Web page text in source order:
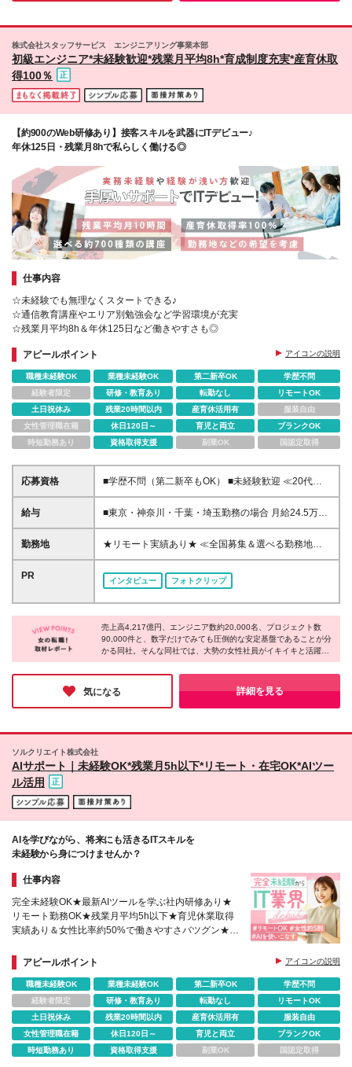
ンネット御堂筋ビル4階 【東京支社】 東京都千代田区
霞が関1-4-2 大同生命霞が関ビル3階 【名古屋支
伏見2階 【福岡支社】 福岡県福岡市博多区博多駅前1-
株式会社スタッフサービス エンジニアリング事業本部
初級エンジニア*未経験歓迎*残業月平均8h*育成制度充実*産育休取
得100％
【約900のWeb研修あり】接客スキルを武器にITデビュー♪
年休125日・残業月8hで私らしく働ける◎
仕事内容
☆未経験でも無理なくスタートできる♪
☆通信教育講座やエリア別勉強会など学習環境が充実
☆残業月平均8h＆年休125日など働きやすさも◎
アピールポイント アイコンの説明
職種未経験OK 業種未経験OK 第二新卒OK
学歴不問
経験者限定
研修・教育あり 転勤なし
リモートOK
土日祝休み
残業20時間以内 産育休活用有
服装自由
女性管理職在籍
休日120日～ 育児と両立
ブランクOK
時短勤務あり
資格取得支援 副業OK 国認定取得
応募資格
■学歴不問（第二新卒もOK） ■未経験歓迎 ≪20代未
経験入社63％≫ ≪20代～30代活躍中≫ ≪スマホから
の応募歓迎≫ 当社で専門知識やスキルを身につけ
給与
■東京・神奈川・千葉・埼玉勤務の場合 月給24.5万円
～55万円＋諸手当 （残業代は全額支給） (20,000円の
地域/住宅手当込み) ■愛知・京都・大阪・兵庫勤務の
静岡・三重・滋賀・広島・福岡勤務の場合 月給23.5
阜・奈良・和歌山・岡山勤務の場合 月給23万円以上
＋諸手当 （残業代は全額支給） (5,000円の地域/住宅
手当込み) ■その他のエリア勤務の場合 月給22.5万円
能力を考慮し、当社規定により優遇します。
勤務地
★リモート実績あり★ ≪全国募集＆選べる勤務地！
≫ 「地元で働きたい」という希望が叶います♪ 勤務地
は業界トップクラス約7,000件の取引事業所数、
90,000件以上のプロジェクトから検討をいたします。
※全国のメーカー各社での就業となります(沖縄を除
く) ◎地域/住宅・単身赴任手当などサポートも万全！
◎転任費用や寮・社宅制度も完備しています ◎勤務
地については希望を考慮の上、決定します 【営業拠
点／テクニカルセンター】 札幌、盛岡、仙台、山
千葉、秋葉原、新宿、立川、横浜、厚木、平塚、富
山、金沢、松本、甲府、沼津、静岡、浜松、名古屋、
当社関連勤務地
PR
インタビュー フォトクリップ
売上高4,217億円、エンジニア数約20,000名、プロジェクト数
90,000件と、数字だけでみても圧倒的な安定基盤であることが分
かる同社。そんな同社では、大勢の女性社員がイキイキと活躍し
ていました！その秘密は"働きやすさ"。土日祝休み＆残業少なめ
といった日常的な働きやすさはもちろん、産育休取得率100％な
どライフステージの変化にも柔軟に対応してくれるのは嬉しいポ
イント◎腰を据えて長く働きたい方にオススメの1社です♪
気になる 詳細を見る
ソルクリエイト株式会社
AIサポート｜未経験OK*残業月5h以下*リモート・在宅OK*AIツー
ル活用
AIを学びながら、将来にも活きるITスキルを
未経験から身につけませんか？
仕事内容
完全未経験OK★最新AIツールを学ぶ社内研修あり★
リモート勤務OK★残業月平均5h以下★育児休業取得
実績あり＆女性比率約50%で働きやすさバツグン★年
アピールポイント
アイコンの説明
職種未経験OK 業種未経験OK 第二新卒OK
学歴不問
経験者限定
研修・教育あり 転勤なし
リモートOK
土日祝休み
残業20時間以内 産育休活用有
服装自由
女性管理職在籍
休日120日～ 育児と両立
ブランクOK
時短勤務あり
資格取得支援 副業OK 国認定取得